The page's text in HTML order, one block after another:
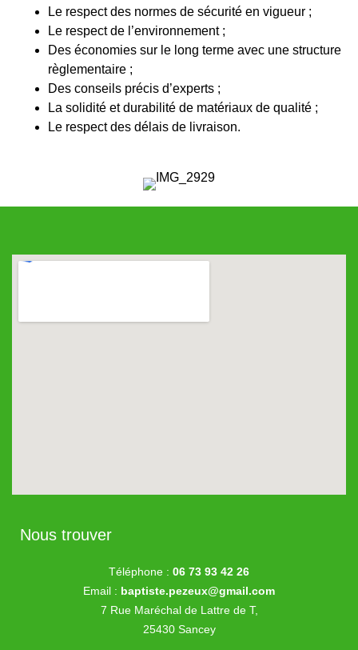
Le respect des normes de sécurité en vigueur ;
Le respect de l’environnement ;
Des économies sur le long terme avec une structure
règlementaire ;
Des conseils précis d’experts ;
La solidité et durabilité de matériaux de qualité ;
Le respect des délais de livraison.
Nous trouver
Téléphone : 06 73 93 42 26
Email : baptiste.pezeux@gmail.com
7 Rue Maréchal de Lattre de T,
25430 Sancey